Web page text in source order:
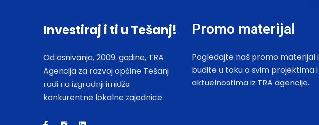
Investiraj i ti u Tešanj!
Od osnivanja, 2009. godine, TRA
Agencija za razvoj općine Tešanj
radi na izgradnji imidža
konkurentne lokalne zajednice
Promo materijal
Pogledajte naš promo materijal i
budite u toku o svim projektima i
aktuelnostima iz TRA agencije.